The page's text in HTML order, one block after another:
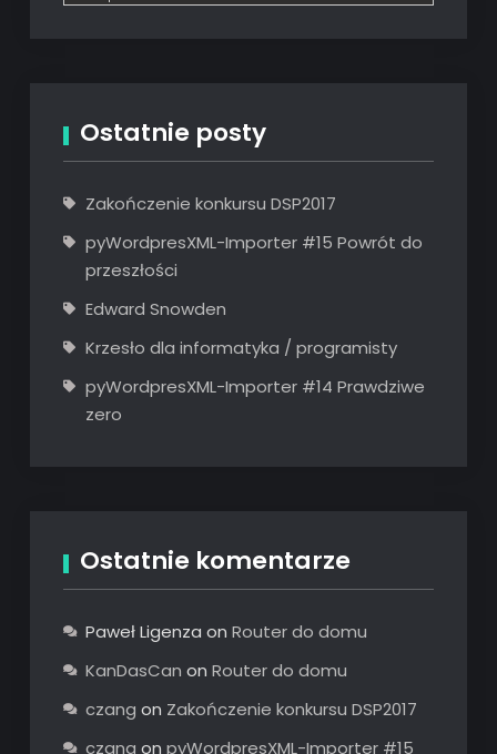
Ostatnie posty
Zakończenie konkursu DSP2017
pyWordpresXML-Importer #15 Powrót do
przeszłości
Edward Snowden
Krzesło dla informatyka / programisty
pyWordpresXML-Importer #14 Prawdziwe
zero
Ostatnie komentarze
Paweł Ligenza on Router do domu
KanDasCan on Router do domu
czang on Zakończenie konkursu DSP2017
czang on pyWordpresXML-Importer #15